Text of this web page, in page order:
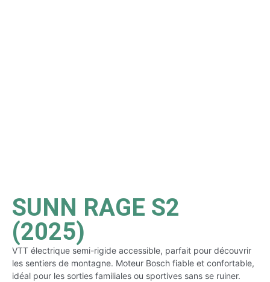
SUNN RAGE S2
(2025)
VTT électrique semi-rigide accessible, parfait pour découvrir
les sentiers de montagne. Moteur Bosch fiable et confortable,
idéal pour les sorties familiales ou sportives sans se ruiner.